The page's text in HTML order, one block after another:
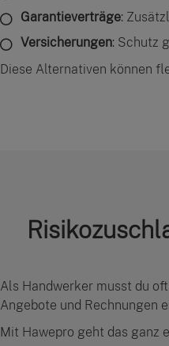
Garantieverträge:
Versicherungen: Schutz
Diese Alternativen können
Als Handwerker musst du
Angebote und Rechnungen
Mit Hawepro geht das ganz